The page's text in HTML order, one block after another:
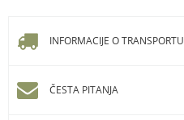
INFORMACIJE O TRANSPORTU
ČESTA PITANJA